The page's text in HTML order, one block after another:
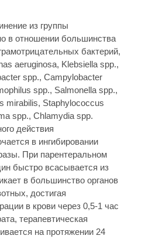
из группы
в отношении большинства
бактерий,
aeruginosa, Klebsiella spp.,
spp., Campylobacter
spp., Salmonella spp.,
mirabilis, Staphylococcus
spp., Chlamydia spp.
действия
в ингибировании
При парентеральном
быстро всасывается из
в большинство органов
достигая
в крови через 0,5-1 час
терапевтическая
на протяжении 24